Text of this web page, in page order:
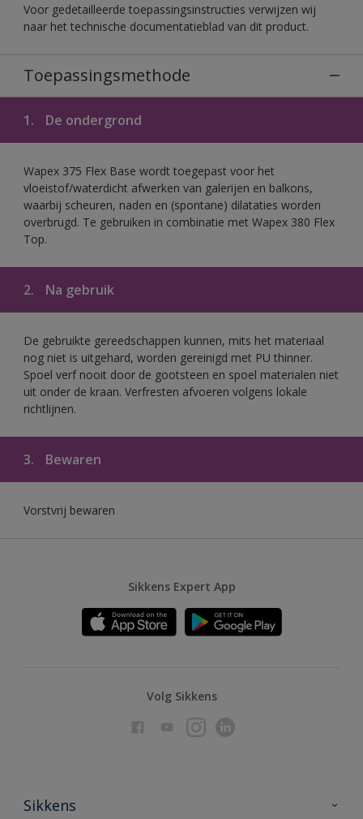
Voor gedetailleerde toepassingsinstructies verwijzen wij
naar het technische documentatieblad van dit product.
Toepassingsmethode
1. De ondergrond
Wapex 375 Flex Base wordt toegepast voor het
vloeistof/waterdicht afwerken van galerijen en balkons,
waarbij scheuren, naden en (spontane) dilataties worden
overbrugd. Te gebruiken in combinatie met Wapex 380 Flex
Top.
2. Na gebruik
De gebruikte gereedschappen kunnen, mits het materiaal
nog niet is uitgehard, worden gereinigd met PU thinner.
Spoel verf nooit door de gootsteen en spoel materialen niet
uit onder de kraan. Verfresten afvoeren volgens lokale
richtlijnen.
3. Bewaren
Vorstvrij bewaren
Sikkens Expert App
Volg Sikkens
Sikkens